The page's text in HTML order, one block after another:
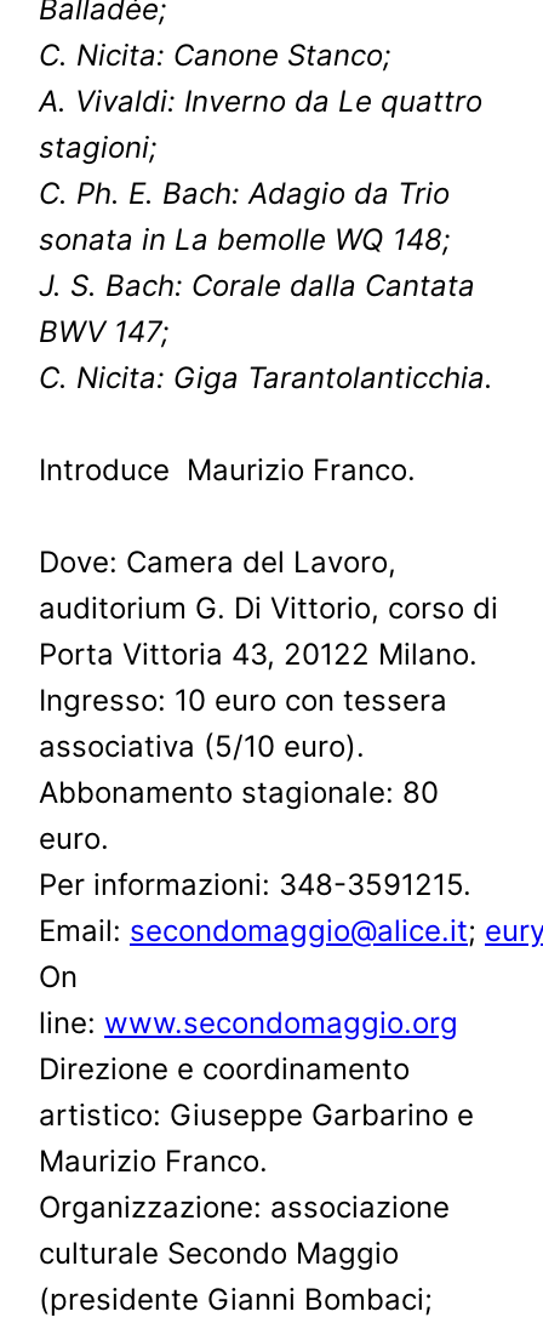
Balladée;
C. Nicita: Canone Stanco;
A. Vivaldi: Inverno da Le quattro
stagioni;
C. Ph. E. Bach: Adagio da Trio
sonata in La bemolle WQ 148;
J. S. Bach: Corale dalla Cantata
BWV 147;
C. Nicita: Giga Tarantolanticchia.
Introduce Maurizio Franco.
Dove: Camera del Lavoro,
auditorium G. Di Vittorio, corso di
Porta Vittoria 43, 20122 Milano.
Ingresso: 10 euro con tessera
associativa (5/10 euro).
Abbonamento stagionale: 80
euro.
Per informazioni: 348-3591215.
Email: secondomaggio@alice.it;
On
line: www.secondomaggio.org
Direzione e coordinamento
artistico: Giuseppe Garbarino e
Maurizio Franco.
Organizzazione: associazione
culturale Secondo Maggio
(presidente Gianni Bombaci;